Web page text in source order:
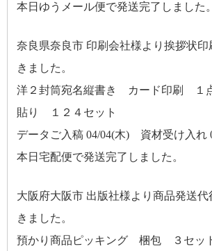
本日ゆうメール便で発送完了しました。
奈良県奈良市 印刷会社様より挨拶状
きました。
洋２封筒宛名縦書き カード印刷 １
貼り １２４セット
データご入稿 04/04(木) 資材受け入れ
本日宅配便で発送完了しました。
大阪府大阪市 出版社様より商品発送
きました。
預かり商品ピッキング 梱包 ３セッ